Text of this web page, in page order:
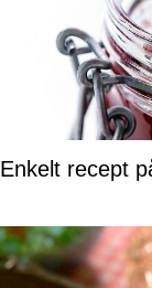
Enkelt recept